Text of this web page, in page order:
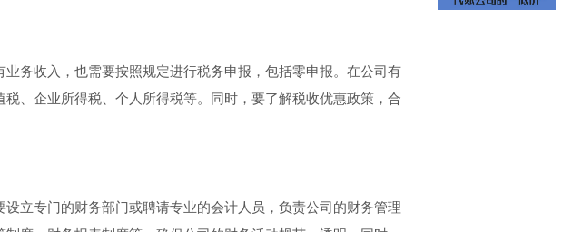
务收入，也需要按照规定进行税务申报，包括零申报。在公司有
、企业所得税、个人所得税等。同时，要了解税收优惠政策，合
立专门的财务部门或聘请专业的会计人员，负责公司的财务管理